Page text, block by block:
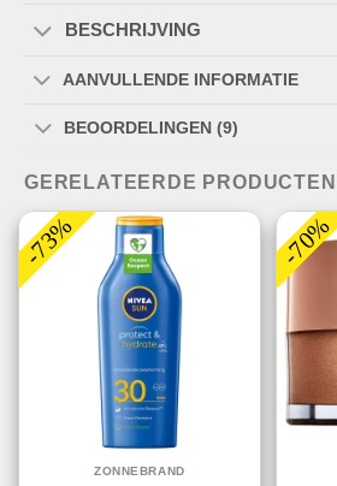
BESCHRIJVING
AANVULLENDE INFORMATIE
BEOORDELINGEN (9)
GERELATEERDE PRODUCTEN
-73%
ZONNEBRAND
-70%